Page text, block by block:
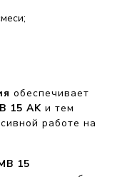
обеспечивает
15 AK и тем
работе на
15